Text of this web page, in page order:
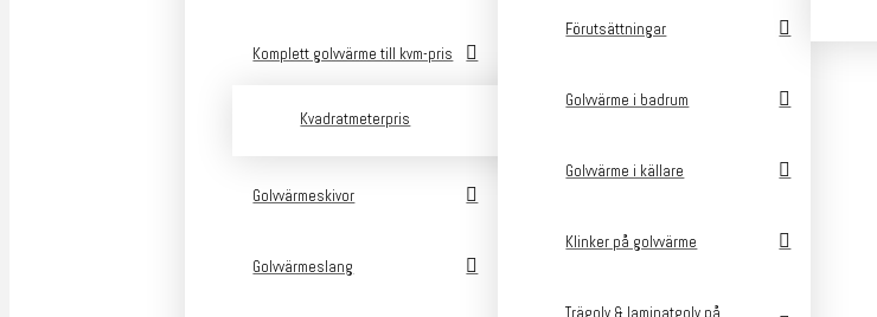
Komplett golvvärme till kvm-pris
Kvadratmeterpris
Golvvärmeskivor
Golvvärmeslang
Förutsättningar
Golvvärme i badrum
Golvvärme i källare
Klinker på golvvärme
Trägolv & laminatgolv på